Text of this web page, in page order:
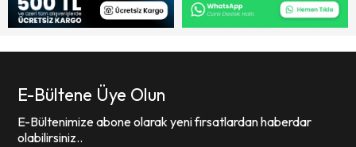
E-Bültene Üye Olun
E-Bültenimize abone olarak yeni fırsatlardan haberdar
olabilirsiniz..